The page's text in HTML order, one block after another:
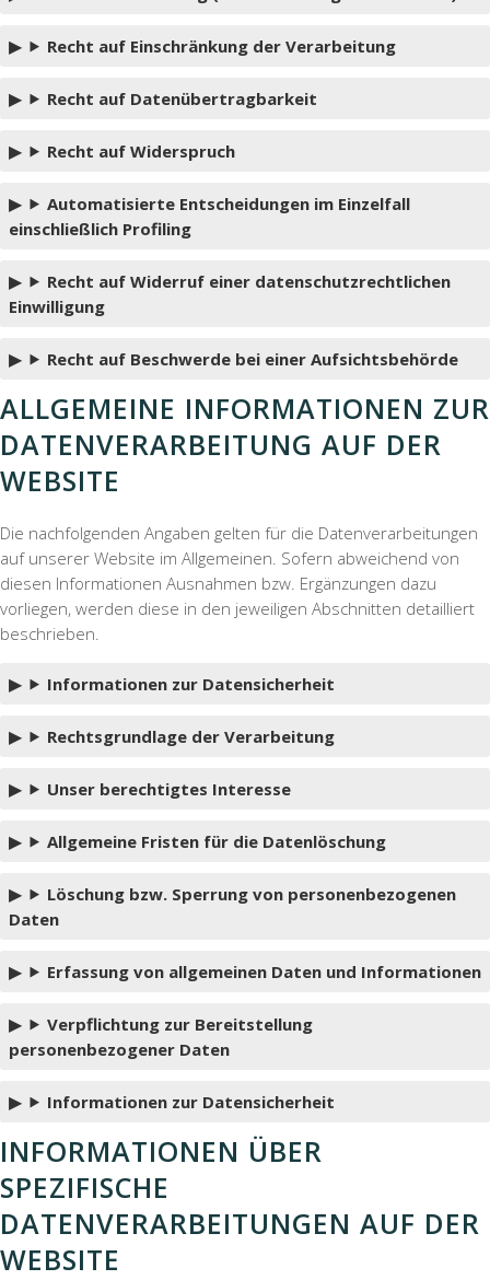
Recht auf Einschränkung der Verarbeitung
Recht auf Datenübertragbarkeit
Recht auf Widerspruch
Automatisierte Entscheidungen im Einzelfall
einschließlich Profiling
Recht auf Widerruf einer datenschutzrechtlichen
Einwilligung
Recht auf Beschwerde bei einer Aufsichtsbehörde
ALLGEMEINE INFORMATIONEN ZUR
DATENVERARBEITUNG AUF DER
WEBSITE
Die nachfolgenden Angaben gelten für die Datenverarbeitungen
auf unserer Website im Allgemeinen. Sofern abweichend von
diesen Informationen Ausnahmen bzw. Ergänzungen dazu
vorliegen, werden diese in den jeweiligen Abschnitten detailliert
beschrieben.
Informationen zur Datensicherheit
Rechtsgrundlage der Verarbeitung
Unser berechtigtes Interesse
Allgemeine Fristen für die Datenlöschung
Löschung bzw. Sperrung von personenbezogenen
Daten
Erfassung von allgemeinen Daten und Informationen
Verpflichtung zur Bereitstellung
personenbezogener Daten
Informationen zur Datensicherheit
INFORMATIONEN ÜBER
SPEZIFISCHE
DATENVERARBEITUNGEN AUF DER
WEBSITE